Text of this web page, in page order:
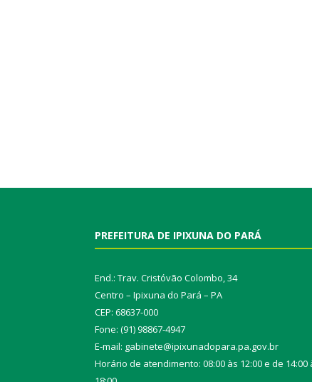
PREFEITURA DE IPIXUNA DO PARÁ
End.: Trav. Cristóvão Colombo, 34
Centro – Ipixuna do Pará – PA
CEP: 68637-000
Fone: (91) 98867-4947
E-mail: gabinete@ipixunadopara.pa.gov.br
Horário de atendimento: 08:00 às 12:00 e de 14:00